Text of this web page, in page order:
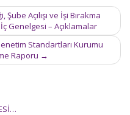
Açılışı ve İşi Bırakma
Genelgesi – Açıklamalar
Standartları Kurumu
Raporu →